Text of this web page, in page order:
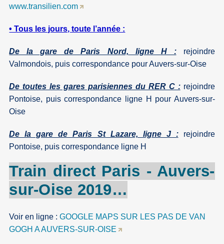
www.transilien.com
• Tous les jours, toute l’année :
De la gare de Paris Nord, ligne H :rejoindre
Valmondois, puis correspondance pour Auvers-sur-Oise
De toutes les gares parisiennes du RER C :rejoindre
Pontoise, puis correspondance ligne H pour Auvers-sur-
Oise
De la gare de Paris St Lazare, ligne J :rejoindre
Pontoise, puis correspondance ligne H
Train direct Paris - Auvers-
sur-Oise 2019…
Voir en ligne :GOOGLE MAPS SUR LES PAS DE VAN
GOGH A AUVERS-SUR-OISE